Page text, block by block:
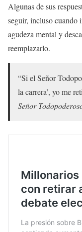
Algunas de sus
seguir, incluso cuando
agudeza mental y
reemplazarlo.
“Si el Señor
la carrera’, yo me
Señor